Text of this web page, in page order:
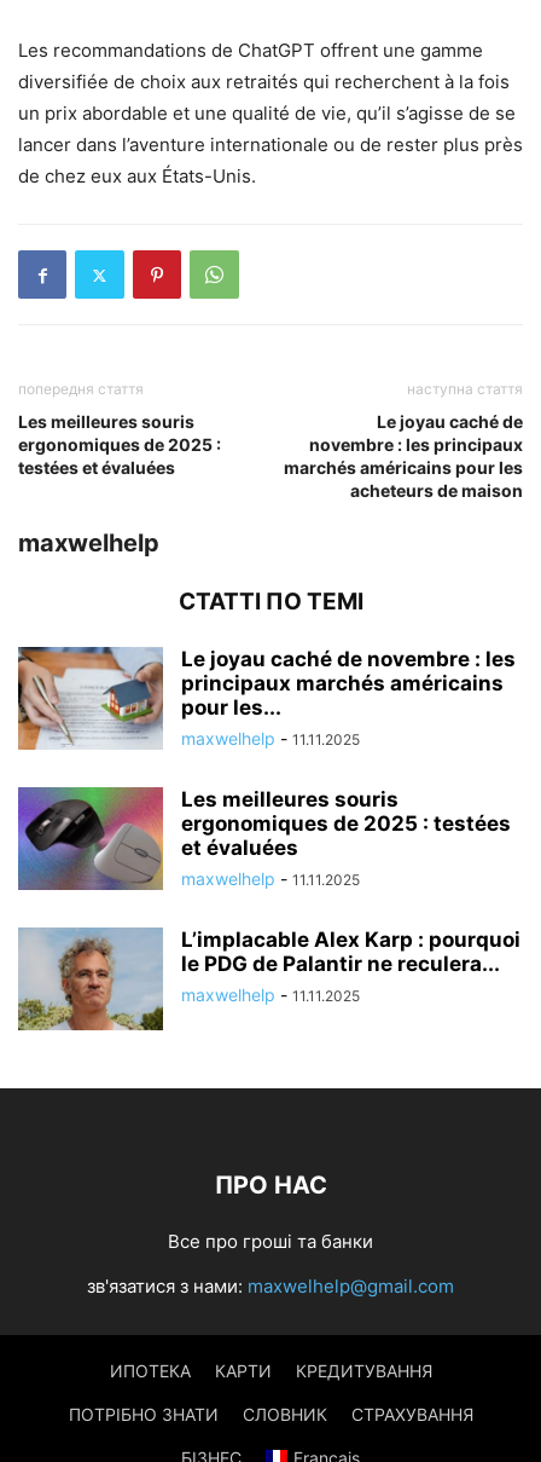
Les recommandations de ChatGPT offrent une gamme
diversifiée de choix aux retraités qui recherchent à la fois
un prix abordable et une qualité de vie, qu’il s’agisse de se
lancer dans l’aventure internationale ou de rester plus près
de chez eux aux États-Unis.
попередня стаття
Les meilleures souris
ergonomiques de 2025 :
testées et évaluées
наступна стаття
Le joyau caché de
novembre : les principaux
marchés américains pour les
acheteurs de maison
maxwelhelp
СТАТТІ ПО ТЕМІ
Le joyau caché de novembre : les
principaux marchés américains
pour les...
maxwelhelp - 11.11.2025
Les meilleures souris
ergonomiques de 2025 : testées
et évaluées
maxwelhelp - 11.11.2025
L’implacable Alex Karp : pourquoi
le PDG de Palantir ne reculera...
maxwelhelp - 11.11.2025
ПРО НАС
Все про гроші та банки
зв'язатися з нами: maxwelhelp@gmail.com
ИПОТЕКА КАРТИ КРЕДИТУВАННЯ
ПОТРІБНО ЗНАТИ СЛОВНИК СТРАХУВАННЯ
БІЗНЕС Français